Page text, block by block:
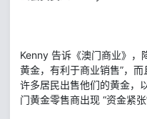
Kenny 告诉《澳门商业》，
黄金，有利于商业销售”，
许多居民出售他们的黄金，
门黄金零售商出现 “资金紧张”